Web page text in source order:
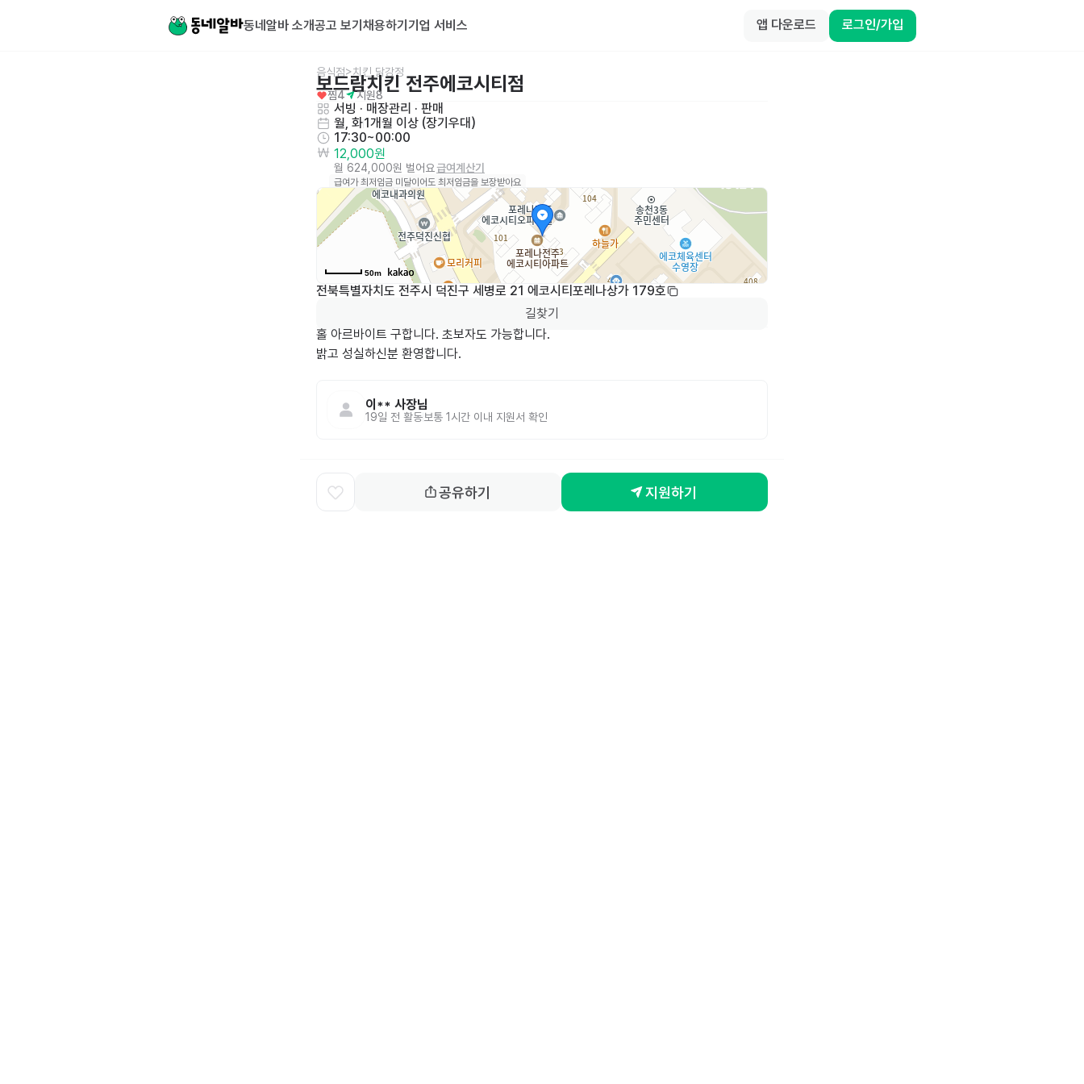
동네알바 소개공고 보기 채용하기 기업 서비스 앱 다운로드 로그인/가입
음식점>치킨,닭강정
보드람치킨 전주에코시티점
찜4 지원8
서빙 · 매장관리 · 판매
월, 화1개월 이상 (장기우대)
17:30~00:00
12,000원
월 624,000원 벌어요급여계산기
급여가 최저임금 미달이어도 최저임금을 보장받아요
50m
전북특별자치도 전주시 덕진구 세병로 21 에코시티포레나상가 179호
길찾기
홀 아르바이트 구합니다. 초보자도 가능합니다.
밝고 성실하신분 환영합니다.
이** 사장님
19일 전 활동보통 1시간 이내 지원서 확인
공유하기 지원하기